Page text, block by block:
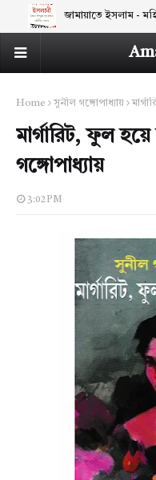
জামায়াতে ইসলাম -
Home সুনীল গঙ্গোপাধ্যায়
মার্গারিট, ফুল
গঙ্গোপাধ্যায়
3:02 PM